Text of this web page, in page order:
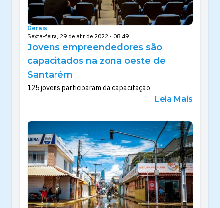
Gerais
Sexta-feira, 29 de abr de 2022 - 08:49
Jovens empreendedores são
capacitados na zona oeste de
Santarém
125 jovens participaram da capacitação
Leia Mais